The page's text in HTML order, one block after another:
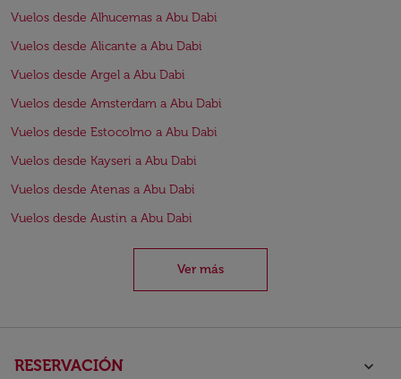
Vuelos desde Alhucemas a Abu Dabi
Vuelos desde Alicante a Abu Dabi
Vuelos desde Argel a Abu Dabi
Vuelos desde Amsterdam a Abu Dabi
Vuelos desde Estocolmo a Abu Dabi
Vuelos desde Kayseri a Abu Dabi
Vuelos desde Atenas a Abu Dabi
Vuelos desde Austin a Abu Dabi
Ver más
RESERVACIÓN keyboard_arrow_down